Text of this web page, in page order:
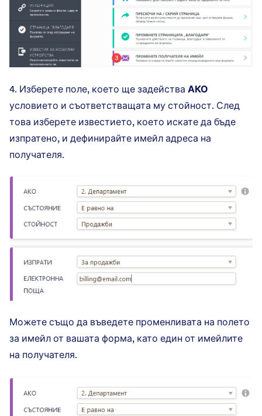
4. Изберете поле, което ще задейства АКО
условието и съответстващата му стойност. След
това изберете известието, което искате да бъде
изпратено, и дефинирайте имейл адреса на
получателя.
Можете също да въведете променливата на полето
за имейл от вашата форма, като един от имейлите
на получателя.